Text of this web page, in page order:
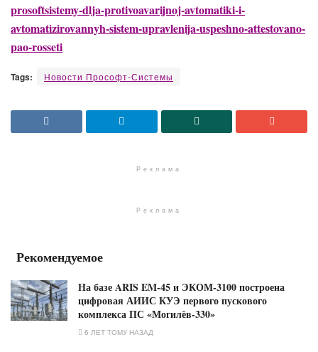
prosoftsistemy-dlja-protivoavarijnoj-avtomatiki-i-
avtomatizirovannyh-sistem-upravlenija-uspeshno-attestovano-
pao-rosseti
Tags: Новости Прософт-Системы
Реклама
Реклама
Рекомендуемое
На базе ARIS EM-45 и ЭКОМ-3100 построена
цифровая АИИС КУЭ первого пускового
комплекса ПС «Могилёв-330»
6 ЛЕТ ТОМУ НАЗАД